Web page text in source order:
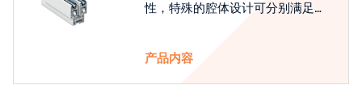
性，特殊的腔体设计可分别满足隔
产品内容